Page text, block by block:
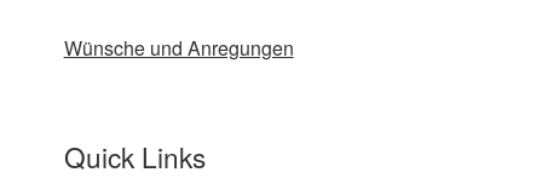
Wünsche und Anregungen
Quick Links